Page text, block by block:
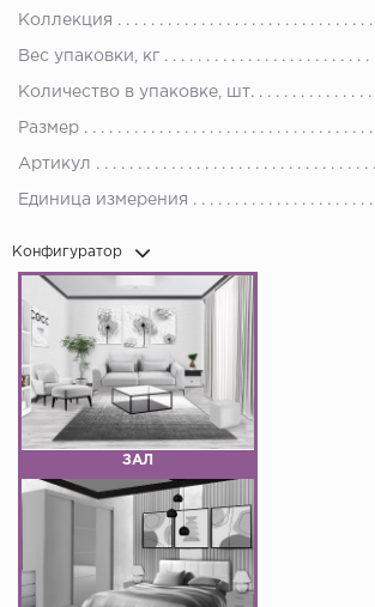
Коллекция
Вес упаковки, кг
Количество в упаковке, шт.
Размер
Артикул
Единица измерения
Конфигуратор
ЗАЛ